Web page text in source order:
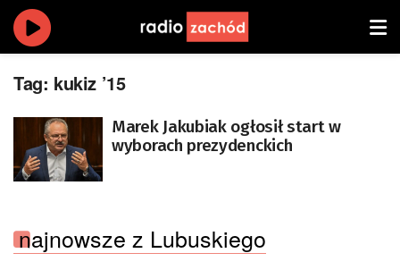
Tag: kukiz ’15
Marek Jakubiak ogłosił start w
wyborach prezydenckich
najnowsze z Lubuskiego